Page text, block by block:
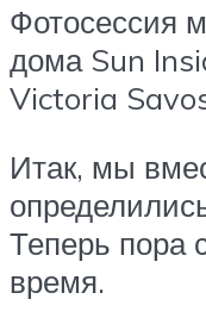
Фотосессия
дома Sun
Victoria
Итак, мы
Теперь пора
время.